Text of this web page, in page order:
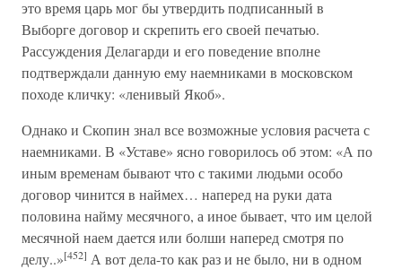
это время царь мог бы утвердить подписанный в
Выборге договор и скрепить его своей печатью.
Рассуждения Делагарди и его поведение вполне
подтверждали данную ему наемниками в московском
походе кличку: «ленивый Якоб».
Однако и Скопин знал все возможные условия расчета с
наемниками. В «Уставе» ясно говорилось об этом: «А по
иным временам бывают что с такими людьми особо
договор чинится в наймех… наперед на руки дата
половина найму месячного, а иное бывает, что им целой
месячной наем дается или болши наперед смотря по
делу..»[452] А вот дела-то как раз и не было, ни в одном